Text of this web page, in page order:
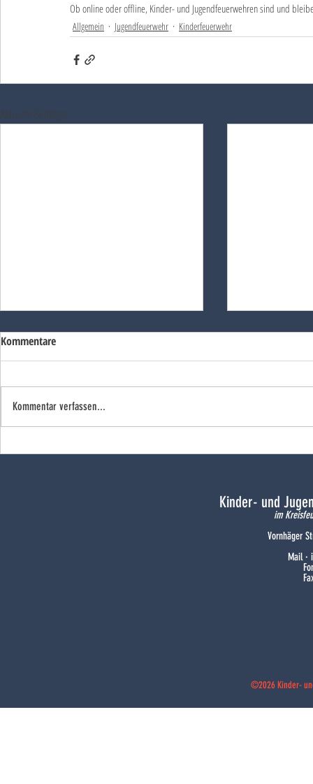
Ob online oder offline, Kinder- und Jugendfeuerwehren sind und
Allgemein Jugendfeuerwehr Kinderfeuerwehr
Aktuelle Beiträge
Kommentare
Kommentar verfassen...
Kinder- und
im
Vornhäger
Mail ·
©2026 Kinder-